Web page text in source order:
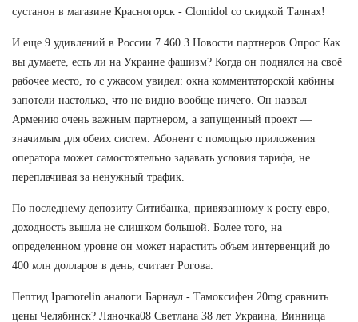
сустанон в магазине Красногорск - Clomidol со скидкой Талнах!
И еще 9 удивлений в России 7 460 3 Новости партнеров Опрос Как
вы думаете, есть ли на Украине фашизм? Когда он поднялся на своё
рабочее место, то с ужасом увидел: окна комментаторской кабины
запотели настолько, что не видно вообще ничего. Он назвал
Армению очень важным партнером, а запущенный проект —
значимым для обеих систем. Абонент с помощью приложения
оператора может самостоятельно задавать условия тарифа, не
переплачивая за ненужный трафик.
По последнему депозиту Ситибанка, привязанному к росту евро,
доходность вышла не слишком большой. Более того, на
определенном уровне он может нарастить объем интервенций до
400 млн долларов в день, считает Рогова.
Пептид Ipamorelin аналоги Барнаул - Тамоксифен 20mg сравнить
цены Челябинск? Ляночка08 Светлана 38 лет Украина, Винница